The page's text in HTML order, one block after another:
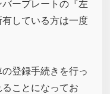
ープレートの『左
有している方は一度
登録手続きを行っ
ことになってお